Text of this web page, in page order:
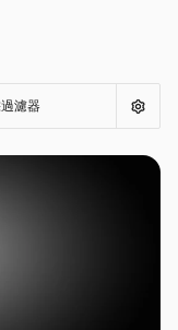
過濾器